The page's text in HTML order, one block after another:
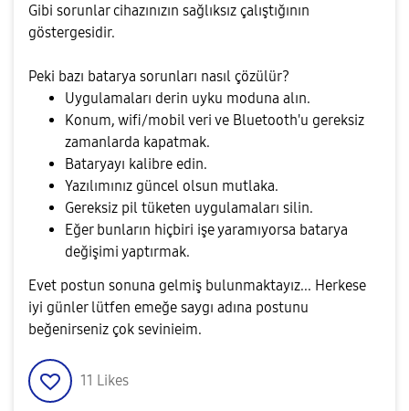
Gibi sorunlar cihazınızın sağlıksız çalıştığının
göstergesidir.
Peki bazı batarya sorunları nasıl çözülür?
Uygulamaları derin uyku moduna alın.
Konum, wifi/mobil veri ve Bluetooth'u gereksiz
zamanlarda kapatmak.
Bataryayı kalibre edin.
Yazılımınız güncel olsun mutlaka.
Gereksiz pil tüketen uygulamaları silin.
Eğer bunların hiçbiri işe yaramıyorsa batarya
değişimi yaptırmak.
Evet postun sonuna gelmiş bulunmaktayız... Herkese
iyi günler lütfen emeğe saygı adına postunu
beğenirseniz çok sevinieim.
11 Likes